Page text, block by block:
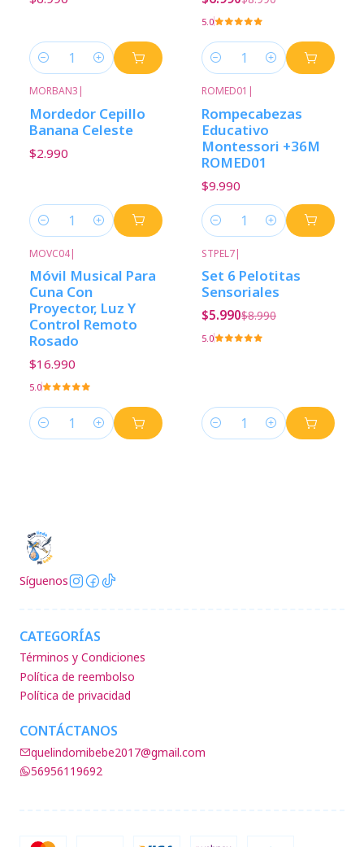
Cantidad
5.0
Cantidad
MORBAN3 |
Mordedor Cepillo
Banana Celeste
$2.990
Cantidad
ROMED01 |
Rompecabezas
Educativo
Montessori +36M
ROMED01
$9.990
Cantidad
MOVC04|
Móvil Musical Para
Cuna Con
Proyector, Luz Y
Control Remoto
Rosado
$16.990
5.0
Cantidad
STPEL7|
Set 6 Pelotitas
Sensoriales
$5.990$8.990
5.0
Cantidad
Síguenos
CATEGORÍAS
Términos y Condiciones
Política de reembolso
Política de privacidad
CONTÁCTANOS
quelindomibebe2017@gmail.com
56956119692